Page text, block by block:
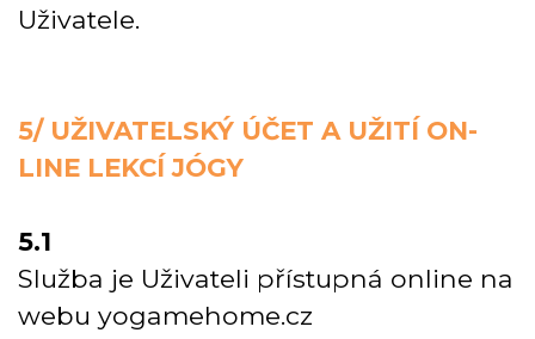
Uživatele.
5/ UŽIVATELSKÝ ÚČET A UŽITÍ ON-
LINE LEKCÍ JÓGY
5.1
Služba je Uživateli přístupná online na
webu yogamehome.cz